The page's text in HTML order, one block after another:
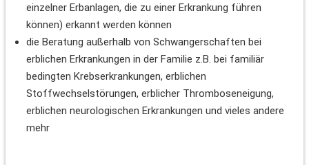
einzelner Erbanlagen, die zu einer Erkrankung führen
können) erkannt werden können
die Beratung außerhalb von Schwangerschaften bei
erblichen Erkrankungen in der Familie z.B. bei familiär
bedingten Krebserkrankungen, erblichen
Stoffwechselstörungen, erblicher Thromboseneigung,
erblichen neurologischen Erkrankungen und vieles andere
mehr